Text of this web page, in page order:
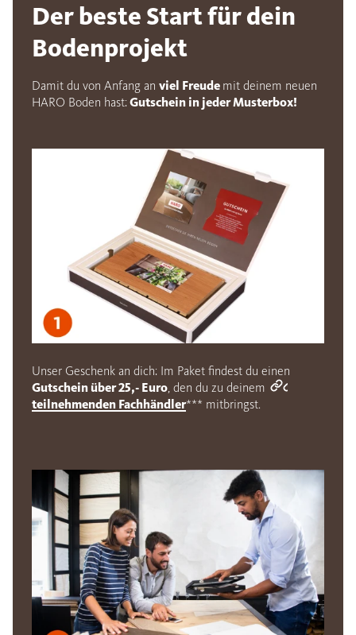
Der beste Start für dein
Bodenprojekt
Damit du von Anfang an viel Freude mit deinem neuen
HARO Boden hast: Gutschein in jeder Musterbox!
Unser Geschenk an dich: Im Paket findest du einen
Gutschein über 25,- Euro, den du zu deinem
teilnehmenden Fachhändler*** mitbringst.